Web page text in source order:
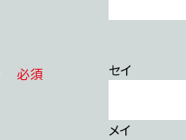
必須 セイ
メイ